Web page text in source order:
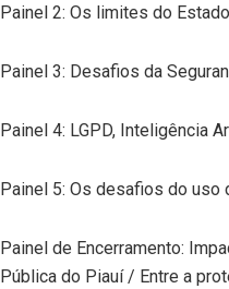
Painel 2: Os limites do
Painel 3: Desafios da
Painel 4: LGPD, Inteligência
Painel 5: Os desafios do uso
Painel de Encerramento:
Pública do Piauí / Entre a